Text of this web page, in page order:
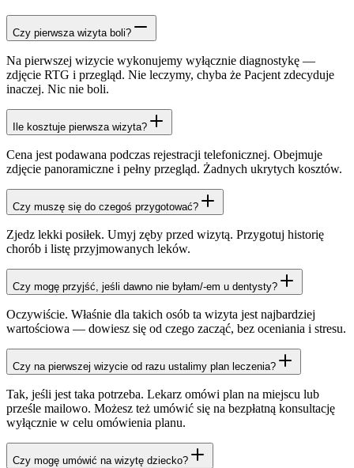
Czy pierwsza wizyta boli?
Na pierwszej wizycie wykonujemy wyłącznie diagnostykę —
zdjęcie RTG i przegląd. Nie leczymy, chyba że Pacjent zdecyduje
inaczej. Nic nie boli.
Ile kosztuje pierwsza wizyta?
Cena jest podawana podczas rejestracji telefonicznej. Obejmuje
zdjęcie panoramiczne i pełny przegląd. Żadnych ukrytych kosztów.
Czy muszę się do czegoś przygotować?
Zjedz lekki posiłek. Umyj zęby przed wizytą. Przygotuj historię
chorób i listę przyjmowanych leków.
Czy mogę przyjść, jeśli dawno nie byłam/-em u dentysty?
Oczywiście. Właśnie dla takich osób ta wizyta jest najbardziej
wartościowa — dowiesz się od czego zacząć, bez oceniania i stresu.
Czy na pierwszej wizycie od razu ustalimy plan leczenia?
Tak, jeśli jest taka potrzeba. Lekarz omówi plan na miejscu lub
prześle mailowo. Możesz też umówić się na bezpłatną konsultację
wyłącznie w celu omówienia planu.
Czy mogę umówić na wizytę dziecko?